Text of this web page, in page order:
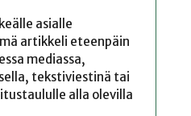
asialle
artikkeli eteenpäin
mediassa,
tekstiviestinä tai
alla olevilla